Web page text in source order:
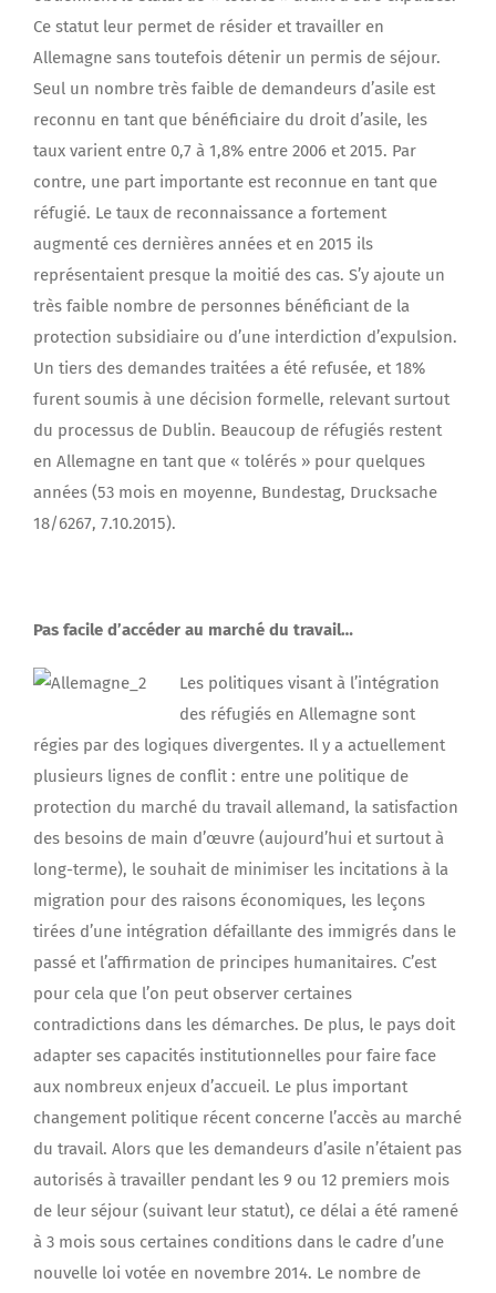
Ce statut leur permet de résider et travailler en
Allemagne sans toutefois détenir un permis de séjour.
Seul un nombre très faible de demandeurs d’asile est
reconnu en tant que bénéficiaire du droit d’asile, les
taux varient entre 0,7 à 1,8% entre 2006 et 2015. Par
contre, une part importante est reconnue en tant que
réfugié. Le taux de reconnaissance a fortement
augmenté ces dernières années et en 2015 ils
représentaient presque la moitié des cas. S’y ajoute un
très faible nombre de personnes bénéficiant de la
protection subsidiaire ou d’une interdiction d’expulsion.
Un tiers des demandes traitées a été refusée, et 18%
furent soumis à une décision formelle, relevant surtout
du processus de Dublin. Beaucoup de réfugiés restent
en Allemagne en tant que « tolérés » pour quelques
années (53 mois en moyenne, Bundestag, Drucksache
18/6267, 7.10.2015).
Pas facile d’accéder au marché du travail…
Les politiques visant à l’intégration
des réfugiés en Allemagne sont
régies par des logiques divergentes. Il y a actuellement
plusieurs lignes de conflit : entre une politique de
protection du marché du travail allemand, la satisfaction
des besoins de main d’œuvre (aujourd’hui et surtout à
long-terme), le souhait de minimiser les incitations à la
migration pour des raisons économiques, les leçons
tirées d’une intégration défaillante des immigrés dans le
passé et l’affirmation de principes humanitaires. C’est
pour cela que l’on peut observer certaines
contradictions dans les démarches. De plus, le pays doit
adapter ses capacités institutionnelles pour faire face
aux nombreux enjeux d’accueil. Le plus important
changement politique récent concerne l’accès au marché
du travail. Alors que les demandeurs d’asile n’étaient pas
autorisés à travailler pendant les 9 ou 12 premiers mois
de leur séjour (suivant leur statut), ce délai a été ramené
à 3 mois sous certaines conditions dans le cadre d’une
nouvelle loi votée en novembre 2014. Le nombre de